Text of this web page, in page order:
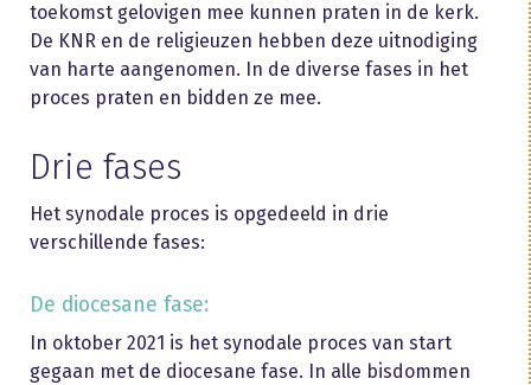
toekomst gelovigen mee kunnen praten in de kerk.
De KNR en de religieuzen hebben deze uitnodiging
van harte aangenomen. In de diverse fases in het
proces praten en bidden ze mee.
Drie fases
Het synodale proces is opgedeeld in drie
verschillende fases:
De diocesane fase:
In oktober 2021 is het synodale proces van start
gegaan met de diocesane fase. In alle bisdommen